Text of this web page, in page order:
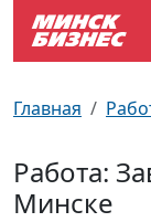
Главная
Работа:
Минске
Возле метро
Почтовые
Схема метро